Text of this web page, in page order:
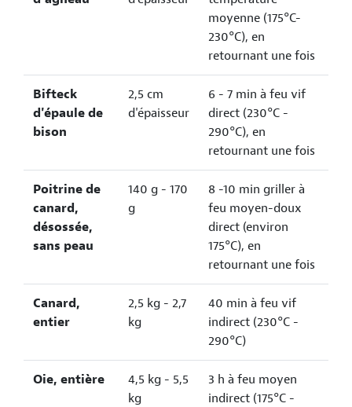
moyenne (175°C-
230°C), en
retournant une fois
Bifteck
d'épaule de
bison
2,5 cm
d'épaisseur
6 - 7 min à feu vif
direct (230°C -
290°C), en
retournant une fois
Poitrine de
canard,
désossée,
sans peau
140 g - 170
g
8 -10 min griller à
feu moyen-doux
direct (environ
175°C), en
retournant une fois
Canard,
entier
2,5 kg - 2,7
kg
40 min à feu vif
indirect (230°C -
290°C)
Oie, entière
4,5 kg - 5,5
kg
3 h à feu moyen
indirect (175°C -